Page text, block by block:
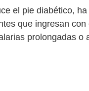
el pie diabético,
que ingresan
prolongadas o